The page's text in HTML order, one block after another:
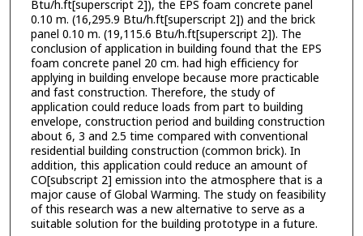
Btu/h.ft[superscript 2]), the EPS foam concrete panel
0.10 m. (16,295.9 Btu/h.ft[superscript 2]) and the brick
panel 0.10 m. (19,115.6 Btu/h.ft[superscript 2]). The
conclusion of application in building found that the EPS
foam concrete panel 20 cm. had high efficiency for
applying in building envelope because more practicable
and fast construction. Therefore, the study of
application could reduce loads from part to building
envelope, construction period and building construction
about 6, 3 and 2.5 time compared with conventional
residential building construction (common brick). In
addition, this application could reduce an amount of
CO[subscript 2] emission into the atmosphere that is a
major cause of Global Warming. The study on feasibility
of this research was a new alternative to serve as a
suitable solution for the building prototype in a future.